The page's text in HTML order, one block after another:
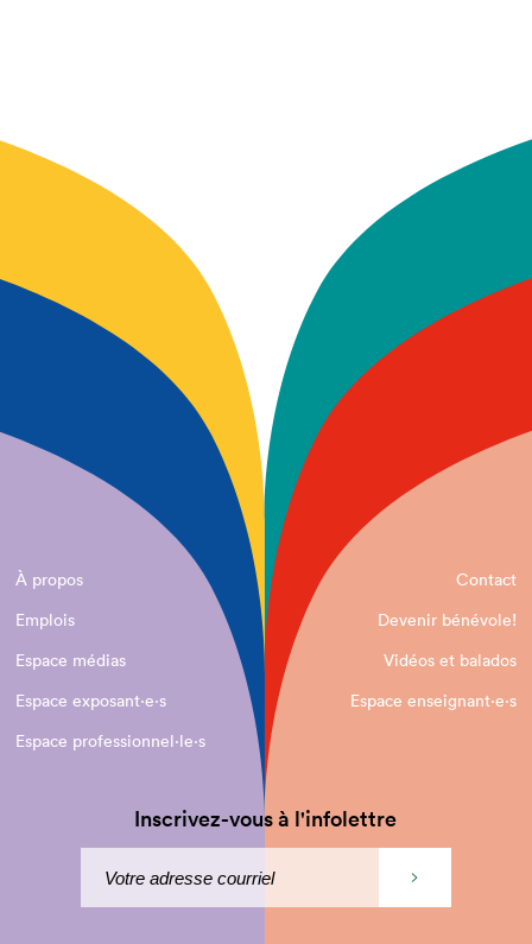
À propos
Contact
Emplois
Devenir bénévole!
Espace médias
Vidéos et balados
Espace exposant·e⋅s
Espace enseignant·e⋅s
Espace professionnel·le⋅s
Inscrivez-vous à l'infolettre